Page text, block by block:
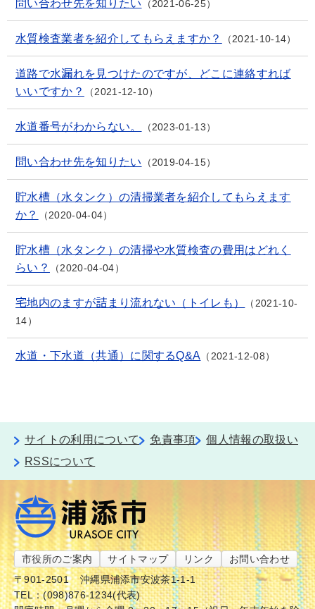
問い合わせ先を知りたい 2021-06-25
水質検査業者を紹介してもらえますか？ 2021-10-14
道路で水漏れを見つけたのですが、どこに連絡すれば
いいですか？
2021-12-10
水道番号がわからない。 2023-01-13
問い合わせ先を知りたい 2019-04-15
貯水槽（水タンク）の清掃業者を紹介してもらえます
か？
2020-04-04
貯水槽（水タンク）の清掃や水質検査の費用はどれく
らい？
2020-04-04
宅地内のますが詰まり流れない（トイレも）
2021-10-
14
水道・下水道（共通）に関するQ&A 2021-12-08
サイトの利用について 免責事項
個人情報の取扱い
RSSについて
市役所のご案内 サイトマップ リンク
お問い合わせ
〒901-2501
沖縄県浦添市安波茶1-1-1
TEL：(098)876-1234(代表)